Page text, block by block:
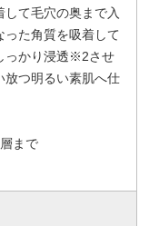
て毛穴の奥まで入
った角質を吸着して
っかり浸透※2させ
放つ明るい素肌へ仕
まで